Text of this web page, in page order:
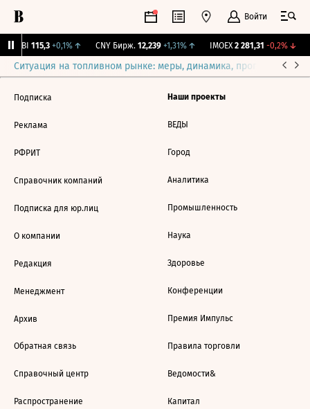
Войти
RGBI 115,3 +0,1%↑ CNY Бирж. 12,239 +1,31%↑ IMOEX 2 281,31 -0,2%↓
Ситуация на топливном рынке: меры, динамика, прогнозы
Подписка
Реклама
РФРИТ
Справочник компаний
Подписка для юр.лиц
О компании
Редакция
Менеджмент
Архив
Обратная связь
Справочный центр
Распространение
Наши проекты
ВЕДЫ
Город
Аналитика
Промышленность
Наука
Здоровье
Конференции
Премия Импульс
Правила торговли
Ведомости&
Капитал